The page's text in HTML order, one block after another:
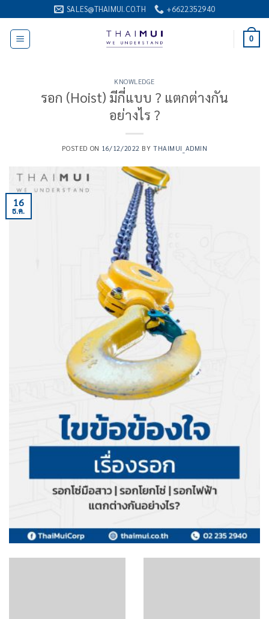
ไป
เนื้อหา
SALES@THAIMUI.CO.TH +6622352940
0
KNOWLEDGE
รอก (Hoist) มีกี่แบบ ? แตกต่างกัน
อย่างไร ?
POSTED ON 16/12/2022 BYTHAIMUI_ADMIN
16
ธ.ค.